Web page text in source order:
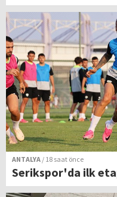
ANTALYA / 18 saat önce
Serikspor'da ilk